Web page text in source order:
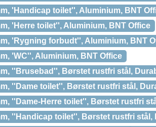
'Handicap toilet'', Aluminium, BNT
'Herre toilet'', Aluminium, BNT Office
'Rygning forbudt'', Aluminium, BNT
'WC'', Aluminium, BNT Office
''Brusebad'', Børstet rustfri stål,
''Dame toilet'', Børstet rustfri stål,
''Dame-Herre toilet'', Børstet rustfri
''Handicap toilet'', Børstet rustfri stål,